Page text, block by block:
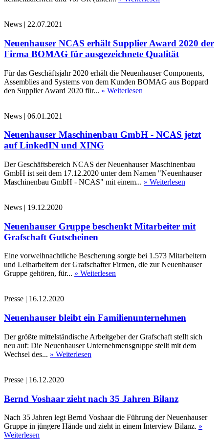
News | 22.07.2021
Neuenhauser NCAS erhält Supplier Award 2020 der
Firma BOMAG für ausgezeichnete Qualität
Für das Geschäftsjahr 2020 erhält die Neuenhauser Components,
Assemblies and Systems von dem Kunden BOMAG aus Boppard
den Supplier Award 2020 für... » Weiterlesen
News | 06.01.2021
Neuenhauser Maschinenbau GmbH - NCAS jetzt
auf LinkedIN und XING
Der Geschäftsbereich NCAS der Neuenhauser Maschinenbau
GmbH ist seit dem 17.12.2020 unter dem Namen "Neuenhauser
Maschinenbau GmbH - NCAS" mit einem... » Weiterlesen
News | 19.12.2020
Neuenhauser Gruppe beschenkt Mitarbeiter mit
Grafschaft Gutscheinen
Eine vorweihnachtliche Bescherung sorgte bei 1.573 Mitarbeitern
und Leiharbeitern der Grafschafter Firmen, die zur Neuenhauser
Gruppe gehören, für... » Weiterlesen
Presse | 16.12.2020
Neuenhauser bleibt ein Familienunternehmen
Der größte mittelständische Arbeitgeber der Grafschaft stellt sich
neu auf: Die Neuenhauser Unternehmensgruppe stellt mit dem
Wechsel des... » Weiterlesen
Presse | 16.12.2020
Bernd Voshaar zieht nach 35 Jahren Bilanz
Nach 35 Jahren legt Bernd Voshaar die Führung der Neuenhauser
Gruppe in jüngere Hände und zieht in einem Interview Bilanz. »
Weiterlesen